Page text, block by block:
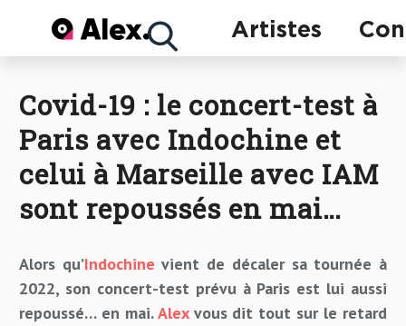
Artistes
Concerts
Artistes
Covid-19 : le concert-test à
Paris avec Indochine et
celui à Marseille avec IAM
sont repoussés en mai…
Alors qu’Indochine vient de décaler sa tournée à
2022, son concert-test prévu à Paris est lui aussi
repoussé… en mai.Alexvous dit tout sur le retard